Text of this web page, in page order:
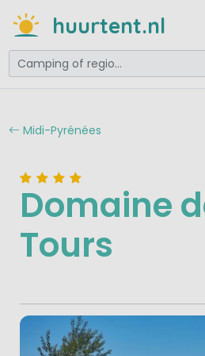
huurtent.nl
Midi-Pyrénées
Domaine
Tours